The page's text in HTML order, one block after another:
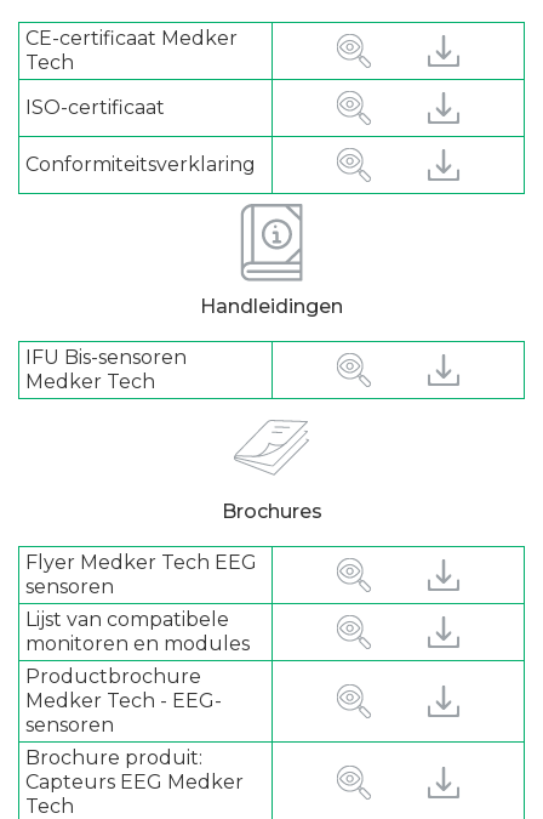
CE-certificaat Medker
Tech
ISO-certificaat
Conformiteitsverklaring
Handleidingen
IFU Bis-sensoren
Medker Tech
Brochures
Flyer Medker Tech EEG
sensoren
Lijst van compatibele
monitoren en modules
Productbrochure
Medker Tech - EEG-
sensoren
Brochure produit:
Capteurs EEG Medker
Tech